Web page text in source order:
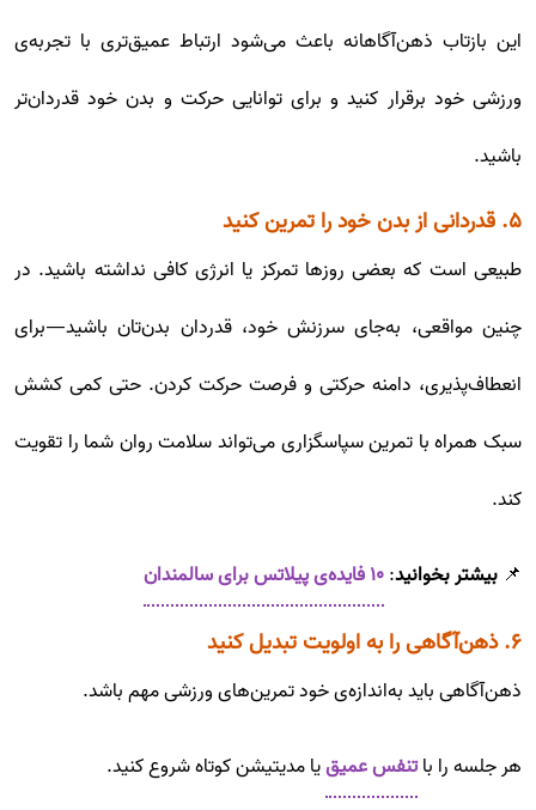
این بازتاب ذهن‌آگاهانه باعث می‌شود ارتباط عمیق‌تری با تجربه‌ی
ورزشی خود برقرار کنید و برای توانایی حرکت و بدن خود قدردان‌تر
باشید.
۵. قدردانی از بدن خود را تمرین کنید
طبیعی است که بعضی روزها تمرکز یا انرژی کافی نداشته باشید. در
چنین مواقعی، به‌جای سرزنش خود، قدردان بدن‌تان باشید—برای
انعطاف‌پذیری، دامنه حرکتی و فرصت حرکت کردن. حتی کمی کشش
سبک همراه با تمرین سپاسگزاری می‌تواند سلامت روان شما را تقویت
کند.
📌 بیشتر بخوانید:۱۰ فایده‌ی پیلاتس برای سالمندان
۶. ذهن‌آگاهی را به اولویت تبدیل کنید
ذهن‌آگاهی باید به‌اندازه‌ی خود تمرین‌های ورزشی مهم باشد.
هر جلسه را باتنفس عمیقیا مدیتیشن کوتاه شروع کنید.